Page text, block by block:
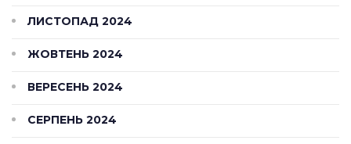
ЛИСТОПАД 2024
ЖОВТЕНЬ 2024
ВЕРЕСЕНЬ 2024
СЕРПЕНЬ 2024